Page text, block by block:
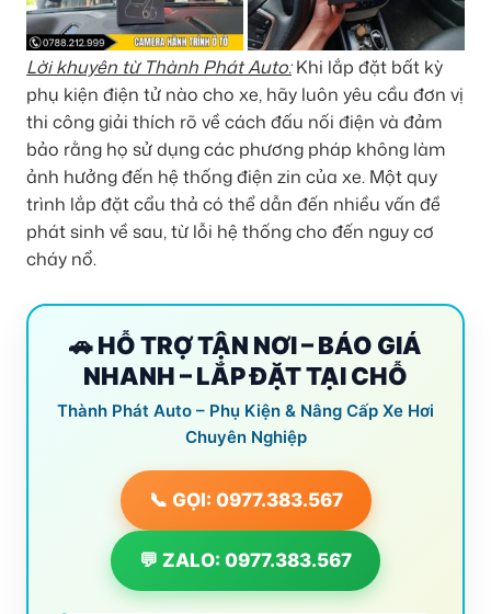
Lời khuyên từ Thành Phát Auto:Khi lắp đặt bất kỳ
phụ kiện điện tử nào cho xe, hãy luôn yêu cầu đơn vị
thi công giải thích rõ về cách đấu nối điện và đảm
bảo rằng họ sử dụng các phương pháp không làm
ảnh hưởng đến hệ thống điện zin của xe. Một quy
trình lắp đặt cẩu thả có thể dẫn đến nhiều vấn đề
phát sinh về sau, từ lỗi hệ thống cho đến nguy cơ
cháy nổ.
🚗 HỖ TRỢ TẬN NƠI – BÁO GIÁ
NHANH – LẮP ĐẶT TẠI CHỖ
Thành Phát Auto – Phụ Kiện & Nâng Cấp Xe Hơi
Chuyên Nghiệp
📞 GỌI: 0977.383.567
💬 ZALO: 0977.383.567